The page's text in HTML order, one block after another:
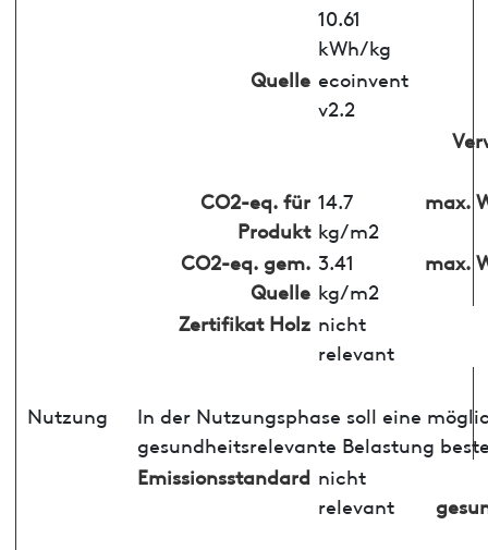
10.61
kWh/kg
Quelle ecoinvent
v2.2
CO2-eq. für
Produkt
14.7
kg/m2
max.
CO2-eq. gem.
Quelle
3.41
kg/m2
max.
Zertifikat Holz nicht
relevant
Nutzung
In der Nutzungsphase soll eine
gesundheitsrelevante Belastung
Emissionsstandard nicht
relevant